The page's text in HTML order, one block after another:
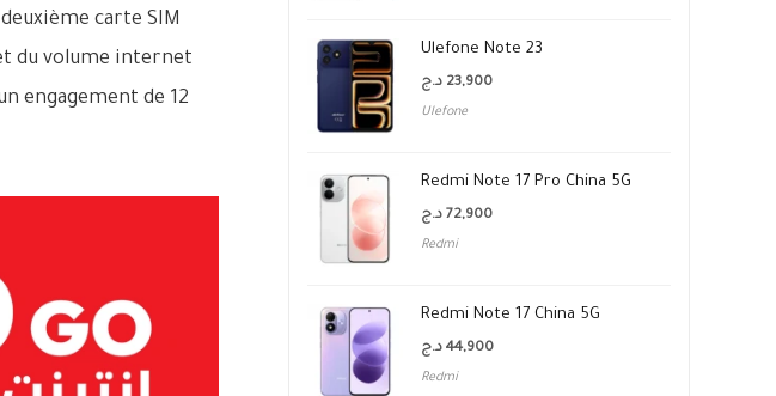
carte SIM
du volume internet
engagement de 12
Ulefone Note 23
23,900 د.ج
Ulefone
Redmi Note 17 Pro China 5G
72,900 د.ج
Redmi
Redmi Note 17 China 5G
44,900 د.ج
Redmi